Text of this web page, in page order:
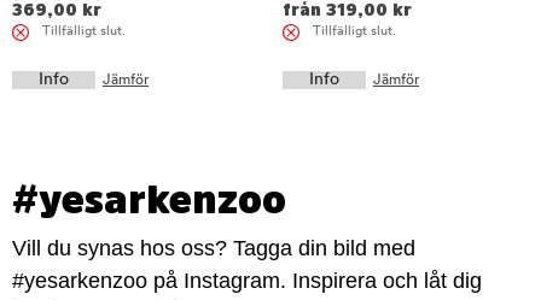
369,00 kr
Tillfälligt slut.
Info Jämför
från 319,00 kr
Tillfälligt slut.
Info Jämför
#yesarkenzoo
Vill du synas hos oss? Tagga din bild med
#yesarkenzoo på Instagram. Inspirera och låt dig